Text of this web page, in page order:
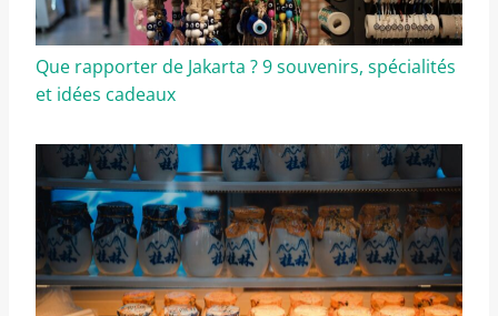
Que rapporter de Jakarta ? 9 souvenirs, spécialités
et idées cadeaux